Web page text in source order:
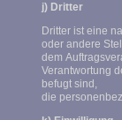
j) Dritter
Dritter ist eine
oder andere
dem
Verantwortung
befugt sind,
die